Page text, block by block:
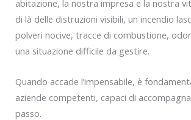
abitazione, la nostra impresa e la nostra
di là delle distruzioni visibili, un incendio
polveri nocive, tracce di combustione,
una situazione difficile da gestire.
Quando accade l’impensabile, è
aziende competenti, capaci di
passo.